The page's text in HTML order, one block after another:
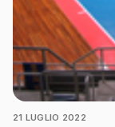
21 LUGLIO 2022